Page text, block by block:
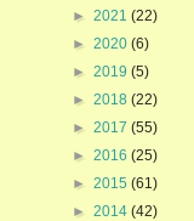
► 2021 (22)
► 2020 (6)
► 2019 (5)
► 2018 (22)
► 2017 (55)
► 2016 (25)
► 2015 (61)
► 2014 (42)